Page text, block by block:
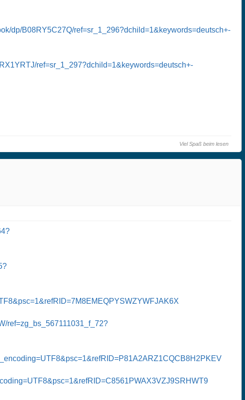
dp/B08RY5C27Q/ref=sr_1_296?dchild=1&keywords=deutsch+-
ref=sr_1_297?dchild=1&keywords=deutsch+-
Viel Spaß beim lesen
ref=zg_bs_567111031_f_72?